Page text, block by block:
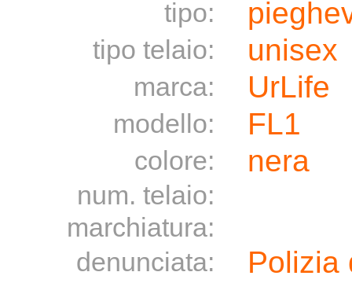
tipo:
tipo telaio: unisex
marca: UrLife
modello: FL1
colore: nera
num. telaio:
marchiatura:
denunciata:
Polizia